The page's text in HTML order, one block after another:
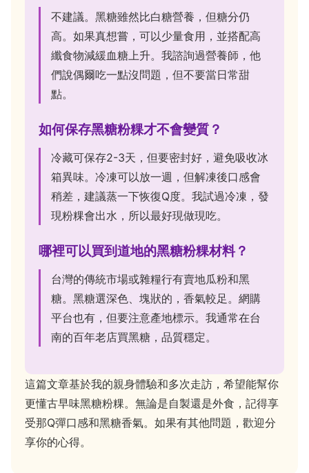
不建議。黑糖雖然比白糖營養，但糖分仍
高。如果真想嘗，可以少量食用，並搭配高
纖食物減緩血糖上升。我諮詢過營養師，他
們說偶爾吃一點沒問題，但不要當日常甜
點。
如何保存黑糖粉粿才不會變質？
冷藏可保存2-3天，但要密封好，避免吸收冰
箱異味。冷凍可以放一週，但解凍後口感會
稍差，建議蒸一下恢復Q度。我試過冷凍，發
現粉粿會出水，所以最好現做現吃。
哪裡可以買到道地的黑糖粉粿材料？
台灣的傳統市場或雜糧行有賣地瓜粉和黑
糖。黑糖選深色、塊狀的，香氣較足。網購
平台也有，但要注意產地標示。我通常在台
南的百年老店買黑糖，品質穩定。
這篇文章基於我的親身體驗和多次走訪，希望能幫你
更懂古早味黑糖粉粿。無論是自製還是外食，記得享
受那Q彈口感和黑糖香氣。如果有其他問題，歡迎分
享你的心得。